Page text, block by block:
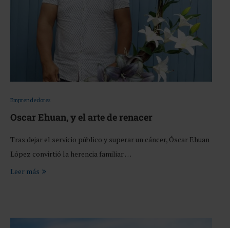
Emprendedores
Oscar Ehuan, y el arte de renacer
Tras dejar el servicio público y superar un cáncer, Óscar Ehuan
López convirtió la herencia familiar …
Leer más